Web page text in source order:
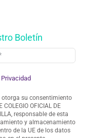
Boletín
su consentimiento
COLEGIO OFICIAL DE
responsable de esta
y almacenamiento
de la UE de los datos